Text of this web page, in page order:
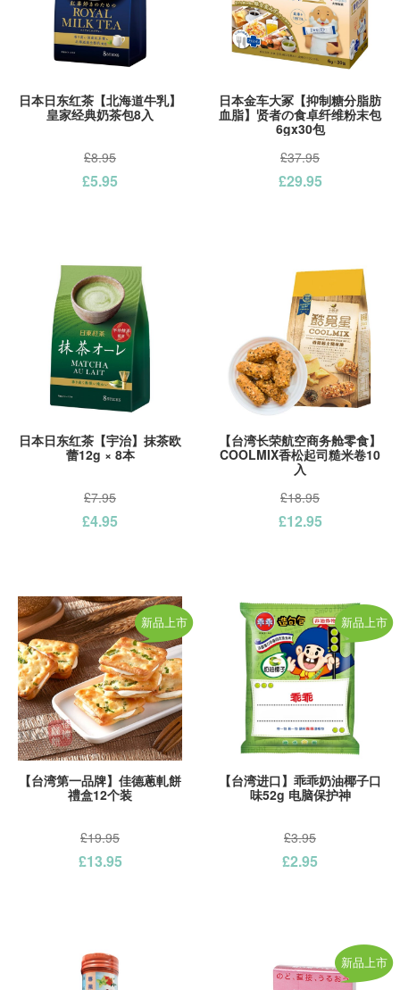
日本日东红茶【北海道牛乳】
皇家经典奶茶包8入
£8.95
£5.95
日本金车大冢【抑制糖分脂肪
血脂】贤者の食卓纤维粉末包
6gx30包
£37.95
£29.95
日本日东红茶【宇治】抹茶欧
蕾12g × 8本
£7.95
£4.95
【台湾长荣航空商务舱零食】
COOLMIX香松起司糙米卷10
入
£18.95
£12.95
【台湾第一品牌】佳德蔥軋餅
禮盒12个装
新品上市
£19.95
£13.95
【台湾进口】乖乖奶油椰子口
味52g 电脑保护神
新品上市
£3.95
£2.95
新品上市